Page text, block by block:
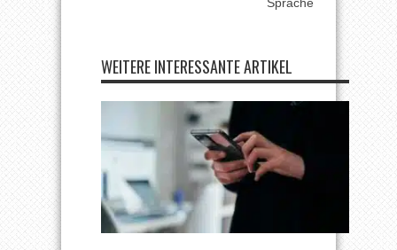
WEITERE INTERESSANTE ARTIKEL